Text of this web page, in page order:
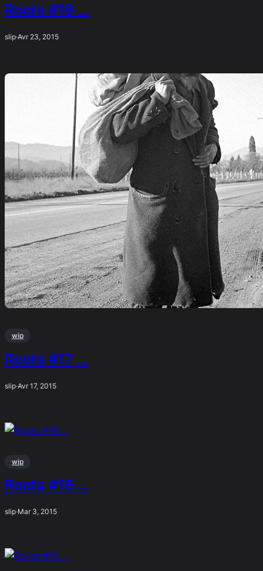
Roots #18 …
slip·Avr 23, 2015
wip
Roots #17 …
slip·Avr 17, 2015
wip
Roots #16 …
slip·Mar 3, 2015